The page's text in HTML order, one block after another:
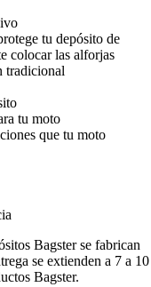
tu depósito de
colocar las alforjas
tradicional
tu moto
que tu moto
Bagster se fabrican
se extienden a 7 a 10
Bagster.